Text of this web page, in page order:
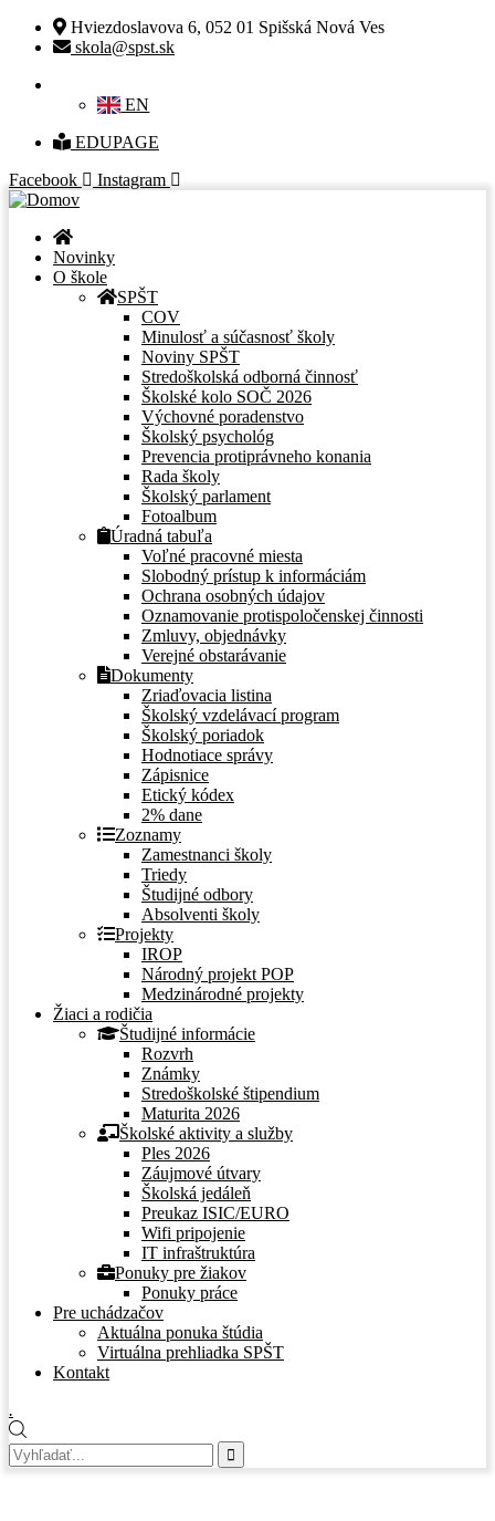
Hviezdoslavova 6, 052 01 Spišská Nová Ves
skola@spst.sk
EN
EDUPAGE
Facebook
Instagram
Novinky
O škole
SPŠT
COV
Minulosť a súčasnosť školy
Noviny SPŠT
Stredoškolská odborná činnosť
Školské kolo SOČ 2026
Výchovné poradenstvo
Školský psychológ
Prevencia protiprávneho konania
Rada školy
Školský parlament
Fotoalbum
Úradná tabuľa
Voľné pracovné miesta
Slobodný prístup k informáciám
Ochrana osobných údajov
Oznamovanie protispoločenskej činnosti
Zmluvy, objednávky
Verejné obstarávanie
Dokumenty
Zriaďovacia listina
Školský vzdelávací program
Školský poriadok
Hodnotiace správy
Zápisnice
Etický kódex
2% dane
Zoznamy
Zamestnanci školy
Triedy
Študijné odbory
Absolventi školy
Projekty
IROP
Národný projekt POP
Medzinárodné projekty
Žiaci a rodičia
Študijné informácie
Rozvrh
Známky
Stredoškolské štipendium
Maturita 2026
Školské aktivity a služby
Ples 2026
Záujmové útvary
Školská jedáleň
Preukaz ISIC/EURO
Wifi pripojenie
IT infraštruktúra
Ponuky pre žiakov
Ponuky práce
Pre uchádzačov
Aktuálna ponuka štúdia
Virtuálna prehliadka SPŠT
Kontakt
.